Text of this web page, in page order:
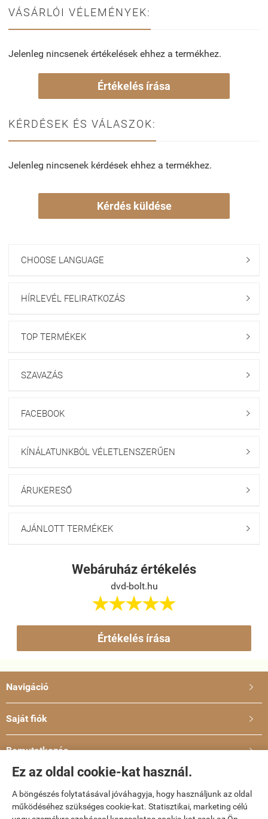
Ez az oldal cookie-kat használ.
A böngészés folytatásával jóváhagyja, hogy használjunk az oldal
működéséhez szükséges cookie-kat. Statisztikai, marketing célú
VÁSÁRLÓI VÉLEMÉNYEK:
Jelenleg nincsenek értékelések ehhez a termékhez.
Értékelés írása
KÉRDÉSEK ÉS VÁLASZOK:
Jelenleg nincsenek kérdések ehhez a termékhez.
Kérdés küldése
CHOOSE LANGUAGE 
HÍRLEVÉL FELIRATKOZÁS 
TOP TERMÉKEK 
SZAVAZÁS 
FACEBOOK 
KÍNÁLATUNKBÓL VÉLETLENSZERŰEN 
ÁRUKERESŐ 
AJÁNLOTT TERMÉKEK 
Webáruház értékelés
dvd-bolt.hu

Értékelés írása
Navigáció 
Saját fiók 
Bemutatkozás 